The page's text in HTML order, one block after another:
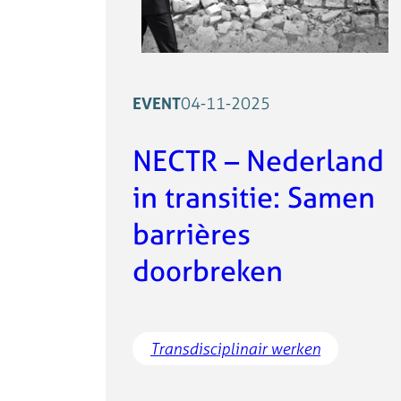
EVENT04-11-2025
NECTR – Nederland
in transitie: Samen
barrières
doorbreken
Transdisciplinair werken